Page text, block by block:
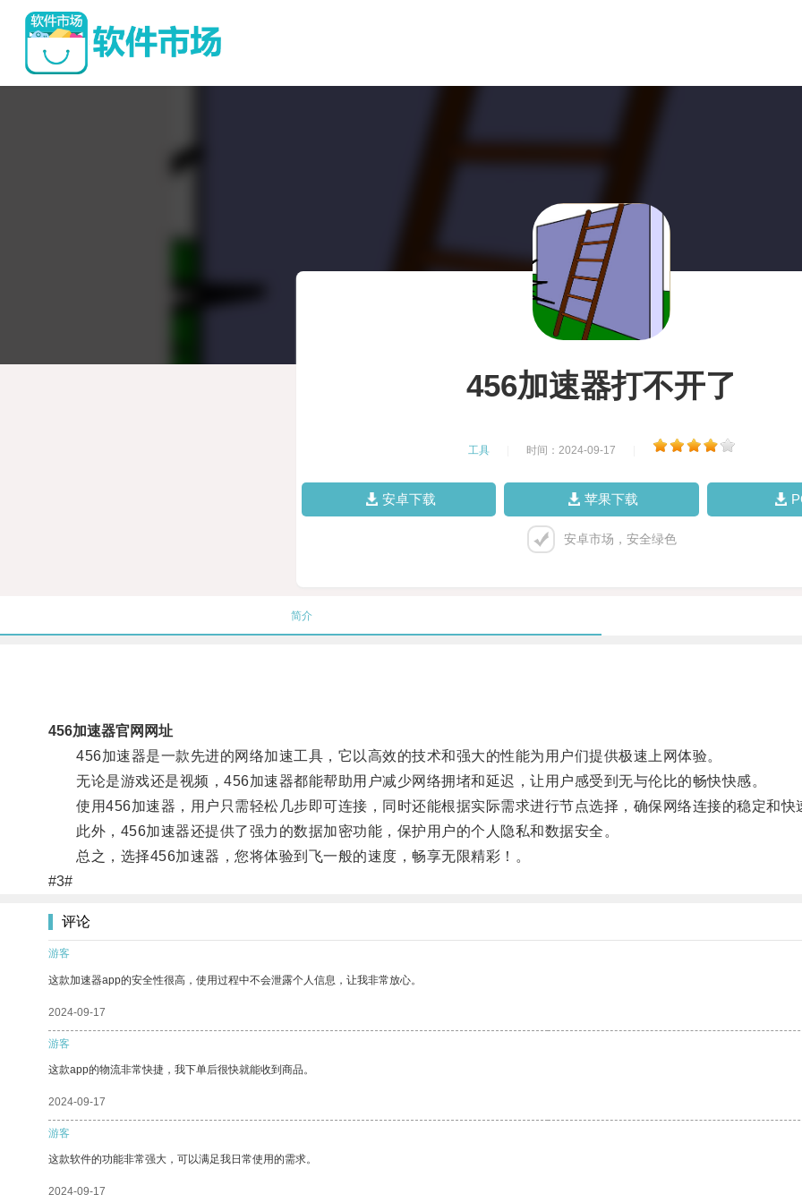
456加速器打不开了
工具 时间：2024-09-17
安卓下载 苹果下载
安卓市场，安全绿色
简介
456加速器官网网址
456加速器是一款先进的网络加速工具，它以高效的技术和强大的性能为用户们提供极速上网体验。
无论是游戏还是视频，456加速器都能帮助用户减少网络拥堵和延迟，让用户感受到无与伦比的畅快快感。
使用456加速器，用户只需轻松几步即可连接，同时还能根据实际需求进行节点选择，确保网络连接的稳定和快
此外，456加速器还提供了强力的数据加密功能，保护用户的个人隐私和数据安全。
总之，选择456加速器，您将体验到飞一般的速度，畅享无限精彩！。
#3#
评论
游客
这款加速器app的安全性很高，使用过程中不会泄露个人信息，让我非常放心。
2024-09-17
游客
这款app的物流非常快捷，我下单后很快就能收到商品。
2024-09-17
游客
这款软件的功能非常强大，可以满足我日常使用的需求。
2024-09-17